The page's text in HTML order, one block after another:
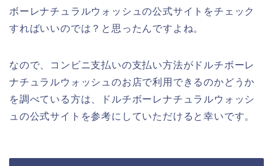
ボーレナチュラルウォッシュの公式サイトをチェック
すればいいのでは？と思ったんですよね。
なので、コンビニ支払いの支払い方法がドルチボーレ
ナチュラルウォッシュのお店で利用できるのかどうか
を調べている方は、ドルチボーレナチュラルウォッシ
ュの公式サイトを参考にしていただけると幸いです。